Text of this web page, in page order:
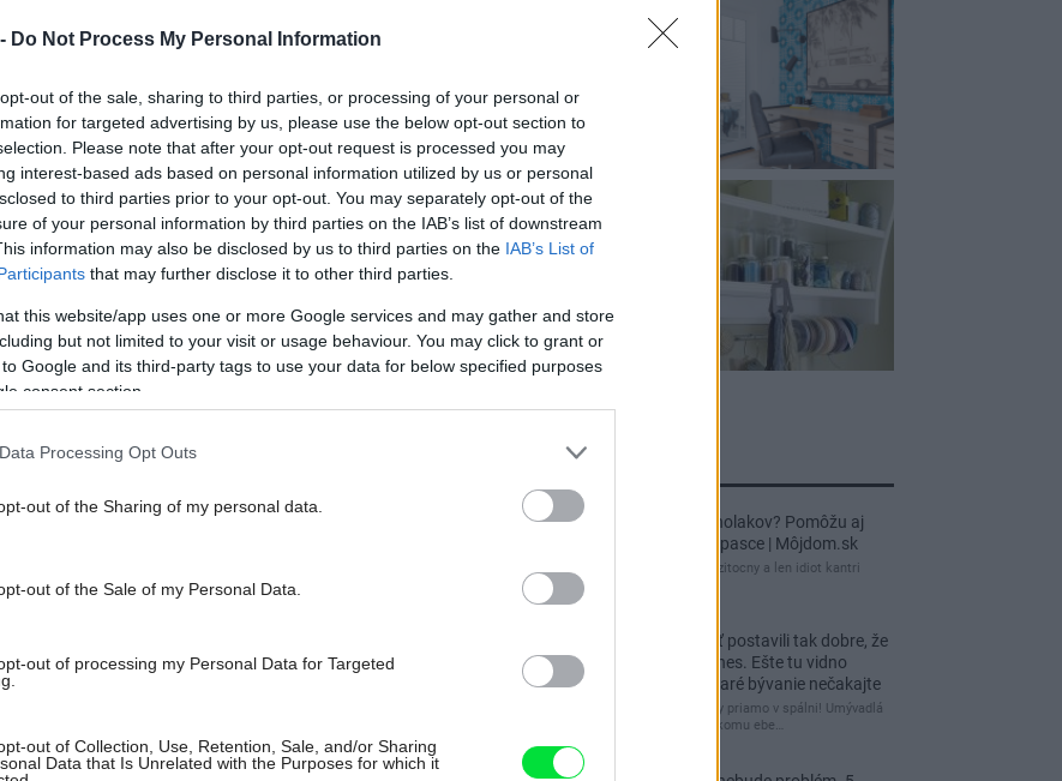
Do Not Process My Personal Information
out of the sale, sharing to third parties, or processing of your personal or
for targeted advertising by us, please use the below opt-out section to
Please note that after your opt-out request is processed you may
interest-based ads based on personal information utilized by us or personal
to third parties prior to your opt-out. You may separately opt-out of the
of your personal information by third parties on the IAB’s list of downstream
information may also be disclosed by us to third parties on the IAB’s List of
that may further disclose it to other third parties.
this website/app uses one or more Google services and may gather and store
but not limited to your visit or usage behaviour. You may click to grant or
Google and its third-party tags to use your data for below specified purposes
consent section.
Processing Opt Outs
out of the Sharing of my personal data.
out of the Sale of my Personal Data.
out of processing my Personal Data for Targeted
out of Collection, Use, Retention, Sale, and/or Sharing
Data that Is Unrelated with the Purposes for which it
Najnovšie príspevky
Re: Ako sa zbaviť ucholakov? Pomôžu aj
jednoduché domáce pasce | Môjdom.sk
blbeckovia, "ucholak" je uzitocny a len idiot kantri
uzitocny hmyz
Re: Vidiecku usadlosť postavili tak dobre, že
domáceho chráni i dnes. Ešte tu vidno
kamenné múry, no staré bývanie nečakajte
čakám kedy budú wc misy priamo v spálni! Umývadlá
už sú štandardom! Tu niekomu ebe…